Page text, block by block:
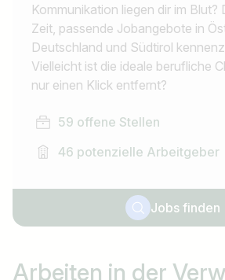
Kommunikation liegen dir im Blut?
Zeit, passende Jobangebote in
Deutschland und Südtirol
Vielleicht ist die ideale berufliche
nur einen Klick entfernt?
59 offene Stellen
46 potenzielle Arbeitgeber
Jobs finden
Arbeiten in der